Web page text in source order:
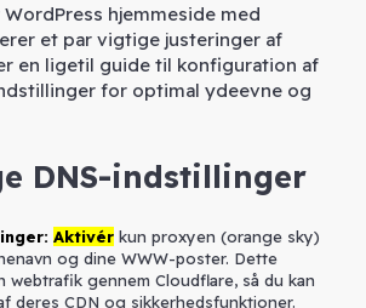
hjemmeside med
et par vigtige justeringer af
en ligetil guide til konfiguration af
for optimal ydeevne og
DNS-indstillinger
Aktivér kun proxyen (orange sky)
og dine WWW-poster. Dette
webtrafik gennem Cloudflare, så du kan
deres CDN og sikkerhedsfunktioner.